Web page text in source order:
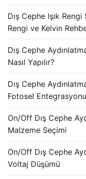
Dış Cephe Işık
Rengi ve Kelvin
Dış Cephe
Nasıl Yapılır?
Dış Cephe
Fotosel Entegrasyonu
On/Off Dış Cephe
Malzeme Seçimi
On/Off Dış Cephe
Voltaj Düşümü